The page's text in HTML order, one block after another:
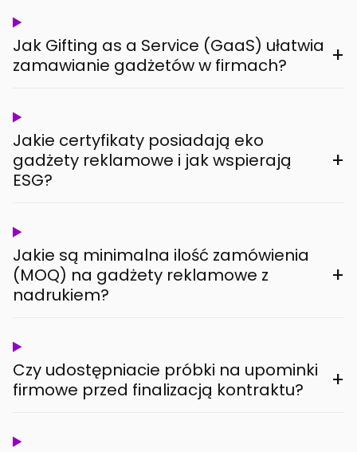
Jak Gifting as a Service (GaaS) ułatwia
zamawianie gadżetów w firmach?
+
Jakie certyfikaty posiadają eko
gadżety reklamowe i jak wspierają
ESG?
+
Jakie są minimalna ilość zamówienia
(MOQ) na gadżety reklamowe z
nadrukiem?
+
Czy udostępniacie próbki na upominki
firmowe przed finalizacją kontraktu?
+